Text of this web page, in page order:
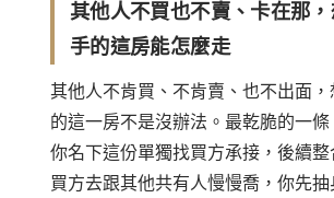
其他人不買也不賣、卡在那
手的這房能怎麼走
其他人不肯買、不肯賣、也不出面，
的這一房不是沒辦法。最乾脆的一條
你名下這份單獨找買方承接，後續整
買方去跟其他共有人慢慢喬，你先抽